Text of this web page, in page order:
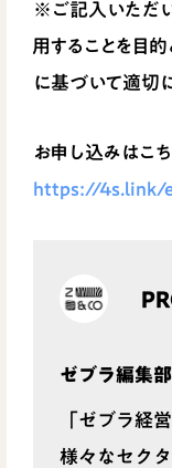
※ご記入いただ
用することを目
に基づいて適切
お申し込みはこ
https://4s.link/
ゼブラ編集部
「ゼブラ経
様々なセク